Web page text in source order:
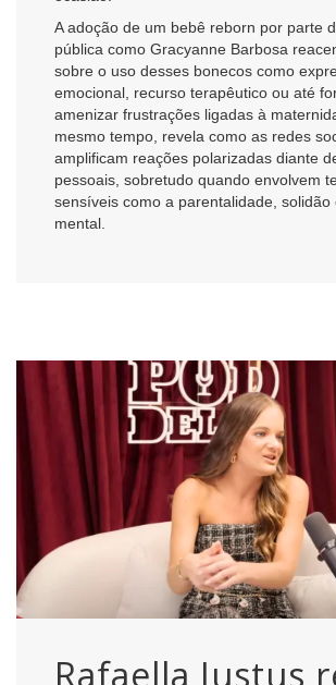
A adoção de um bebê reborn por parte
pública como Gracyanne Barbosa
sobre o uso desses bonecos como
emocional, recurso terapêutico ou até
amenizar frustrações ligadas à
mesmo tempo, revela como as redes
amplificam reações polarizadas diante
pessoais, sobretudo quando envolvem
sensíveis como a parentalidade, solidão
mental.
Rafaella Justus